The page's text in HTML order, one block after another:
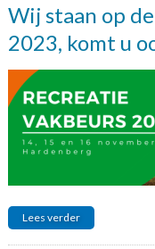
Wij staan op
2023, komt u
Lees verder